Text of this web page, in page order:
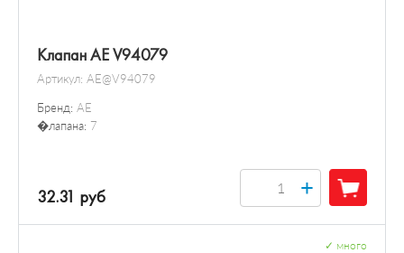
Клапан AE V94079
Артикул: AE@V94079
Бренд: AE
�лапана: 7
32.31 руб +
много